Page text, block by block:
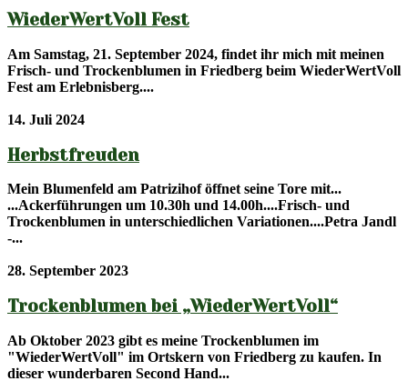
WiederWertVoll Fest
Am Samstag, 21. September 2024, findet ihr mich mit meinen
Frisch- und Trockenblumen in Friedberg beim WiederWertVoll
Fest am Erlebnisberg....
14. Juli 2024
Herbstfreuden
Mein Blumenfeld am Patrizihof öffnet seine Tore mit...
...Ackerführungen um 10.30h und 14.00h....Frisch- und
Trockenblumen in unterschiedlichen Variationen....Petra Jandl
-...
28. September 2023
Trockenblumen bei „WiederWertVoll“
Ab Oktober 2023 gibt es meine Trockenblumen im
"WiederWertVoll" im Ortskern von Friedberg zu kaufen. In
dieser wunderbaren Second Hand...